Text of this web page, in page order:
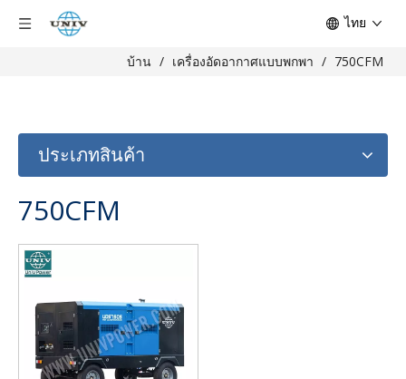
ไทย
บ้าน / เครื่องอัดอากาศแบบพกพา / 750CFM
ประเภทสินค้า
750CFM